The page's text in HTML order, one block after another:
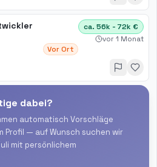
Vor Ort
ca. 56k - 72k €
vor 1 Monat
dabei?
automatisch Vorschläge
Profil — auf Wunsch suchen wir
mit persönlichem